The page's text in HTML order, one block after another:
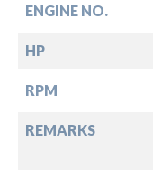
ENGINE NO.
HP
RPM
REMARKS